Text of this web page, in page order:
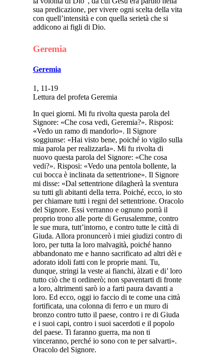
sua predicazione, per vivere ogni scelta della vita
con quell’intensità e con quella serietà che si
addicono ai figli di Dio.
Geremia
Geremia
1, 11-19
Lettura del profeta Geremia
In quei giorni. Mi fu rivolta questa parola del
Signore: «Che cosa vedi, Geremia?». Risposi:
«Vedo un ramo di mandorlo». Il Signore
soggiunse: «Hai visto bene, poiché io vigilo sulla
mia parola per realizzarla». Mi fu rivolta di
nuovo questa parola del Signore: «Che cosa
vedi?». Risposi: «Vedo una pentola bollente, la
cui bocca è inclinata da settentrione». Il Signore
mi disse: «Dal settentrione dilagherà la sventura
su tutti gli abitanti della terra. Poiché, ecco, io sto
per chiamare tutti i regni del settentrione. Oracolo
del Signore. Essi verranno e ognuno porrà il
proprio trono alle porte di Gerusalemme, contro
le sue mura, tutt’intorno, e contro tutte le città di
Giuda. Allora pronuncerò i miei giudizi contro di
loro, per tutta la loro malvagità, poiché hanno
abbandonato me e hanno sacrificato ad altri dèi e
adorato idoli fatti con le proprie mani. Tu,
dunque, stringi la veste ai fianchi, àlzati e di’ loro
tutto ciò che ti ordinerò; non spaventarti di fronte
a loro, altrimenti sarò io a farti paura davanti a
loro. Ed ecco, oggi io faccio di te come una città
fortificata, una colonna di ferro e un muro di
bronzo contro tutto il paese, contro i re di Giuda
e i suoi capi, contro i suoi sacerdoti e il popolo
del paese. Ti faranno guerra, ma non ti
vinceranno, perché io sono con te per salvarti».
Oracolo del Signore.